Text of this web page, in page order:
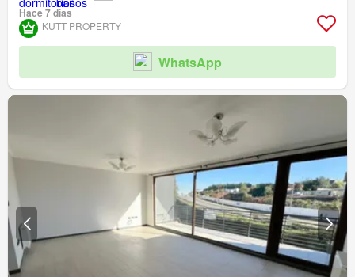
Hace 7 días
KUTT PROPERTY
WhatsApp